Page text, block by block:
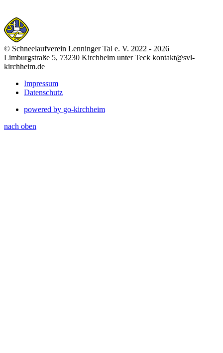
© Schneelaufverein Lenninger Tal e. V. 2022 - 2026
Limburgstraße 5, 73230 Kirchheim unter Teck kontakt@svl-
kirchheim.de
Impressum
Datenschutz
powered by go-kirchheim
nach oben